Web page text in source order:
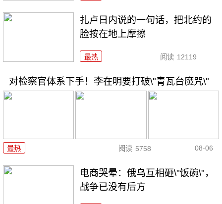
扎卢日内说的一句话，把北约的
脸按在地上摩擦
最热 阅读 12119
对检察官体系下手！李在明要打破\"青瓦台魔咒\"
最热 阅读 5758 08-06
电商哭晕：俄乌互相砸\"饭碗\"，
战争已没有后方